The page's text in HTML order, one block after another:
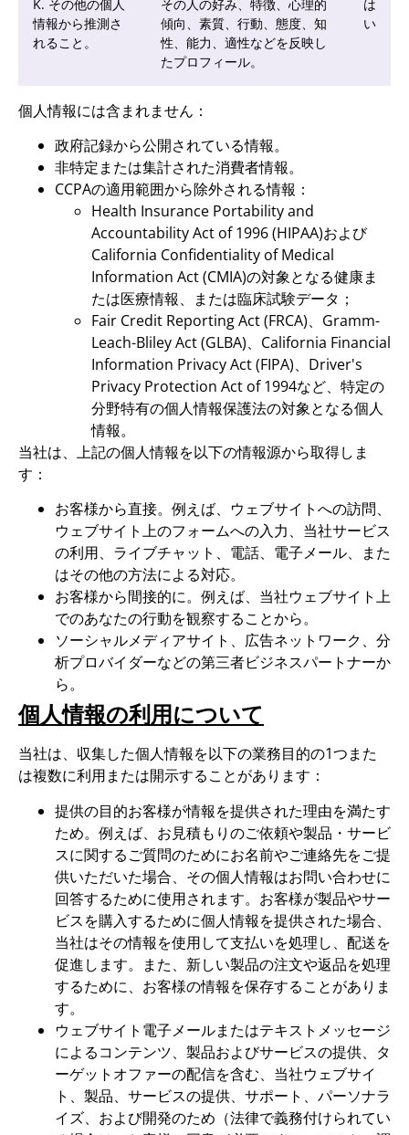
K. その他の個人
情報から推測さ
れること。
その人の好み、特徴、心理的
傾向、素質、行動、態度、知
性、能力、適性などを反映し
たプロフィール。
は
い
個人情報には含まれません：
政府記録から公開されている情報。
非特定または集計された消費者情報。
CCPAの適用範囲から除外される情報：
Health Insurance Portability and
Accountability Act of 1996 (HIPAA)および
California Confidentiality of Medical
Information Act (CMIA)の対象となる健康ま
たは医療情報、または臨床試験データ；
Fair Credit Reporting Act (FRCA)、Gramm-
Leach-Bliley Act (GLBA)、California Financial
Information Privacy Act (FIPA)、Driver's
Privacy Protection Act of 1994など、特定の
分野特有の個人情報保護法の対象となる個人
情報。
当社は、上記の個人情報を以下の情報源から取得しま
す：
お客様から直接。例えば、ウェブサイトへの訪問、
ウェブサイト上のフォームへの入力、当社サービス
の利用、ライブチャット、電話、電子メール、また
はその他の方法による対応。
お客様から間接的に。例えば、当社ウェブサイト上
でのあなたの行動を観察することから。
ソーシャルメディアサイト、広告ネットワーク、分
析プロバイダーなどの第三者ビジネスパートナーか
ら。
個人情報の利用について
当社は、収集した個人情報を以下の業務目的の1つまた
は複数に利用または開示することがあります：
提供の目的お客様が情報を提供された理由を満たす
ため。例えば、お見積もりのご依頼や製品・サービ
スに関するご質問のためにお名前やご連絡先をご提
供いただいた場合、その個人情報はお問い合わせに
回答するために使用されます。お客様が製品やサー
ビスを購入するために個人情報を提供された場合、
当社はその情報を使用して支払いを処理し、配送を
促進します。また、新しい製品の注文や返品を処理
するために、お客様の情報を保存することがありま
す。
ウェブサイト電子メールまたはテキストメッセージ
によるコンテンツ、製品およびサービスの提供、タ
ーゲットオファーの配信を含む、当社ウェブサイ
ト、製品、サービスの提供、サポート、パーソナラ
イズ、および開発のため（法律で義務付けられてい